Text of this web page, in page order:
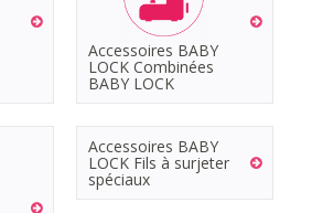
Accessoires BABY
LOCK Combinées
BABY LOCK
Accessoires BABY
LOCK Fils à surjeter
spéciaux